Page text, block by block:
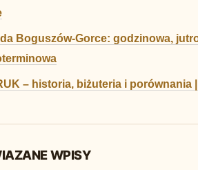
Boguszów-Gorce: godzinowa,
– historia, biżuteria i porównania
WPISY